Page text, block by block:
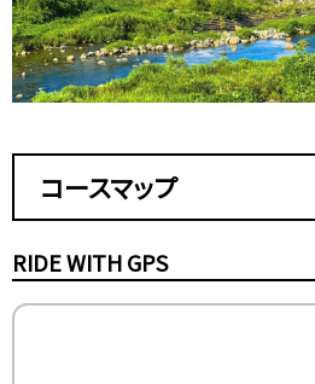
コースマップ
RIDE WITH GPS